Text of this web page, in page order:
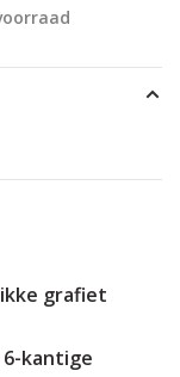
grafiet
kantige